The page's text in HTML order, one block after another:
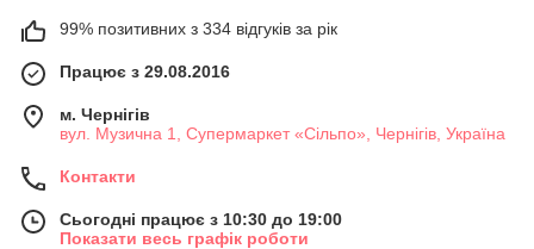
99% позитивних з 334 відгуків за рік
Працює з 29.08.2016
м. Чернігів
вул. Музична 1, Супермаркет «Сільпо», Чернігів, Україна
Контакти
Сьогодні працює з 10:30 до 19:00
Показати весь графік роботи